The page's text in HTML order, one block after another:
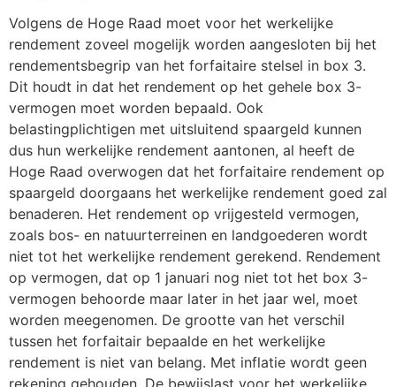
Volgens de Hoge Raad moet voor het werkelijke
rendement zoveel mogelijk worden aangesloten bij het
rendementsbegrip van het forfaitaire stelsel in box 3.
Dit houdt in dat het rendement op het gehele box 3-
vermogen moet worden bepaald. Ook
belastingplichtigen met uitsluitend spaargeld kunnen
dus hun werkelijke rendement aantonen, al heeft de
Hoge Raad overwogen dat het forfaitaire rendement op
spaargeld doorgaans het werkelijke rendement goed zal
benaderen. Het rendement op vrijgesteld vermogen,
zoals bos- en natuurterreinen en landgoederen wordt
niet tot het werkelijke rendement gerekend. Rendement
op vermogen, dat op 1 januari nog niet tot het box 3-
vermogen behoorde maar later in het jaar wel, moet
worden meegenomen. De grootte van het verschil
tussen het forfaitair bepaalde en het werkelijke
rendement is niet van belang. Met inflatie wordt geen